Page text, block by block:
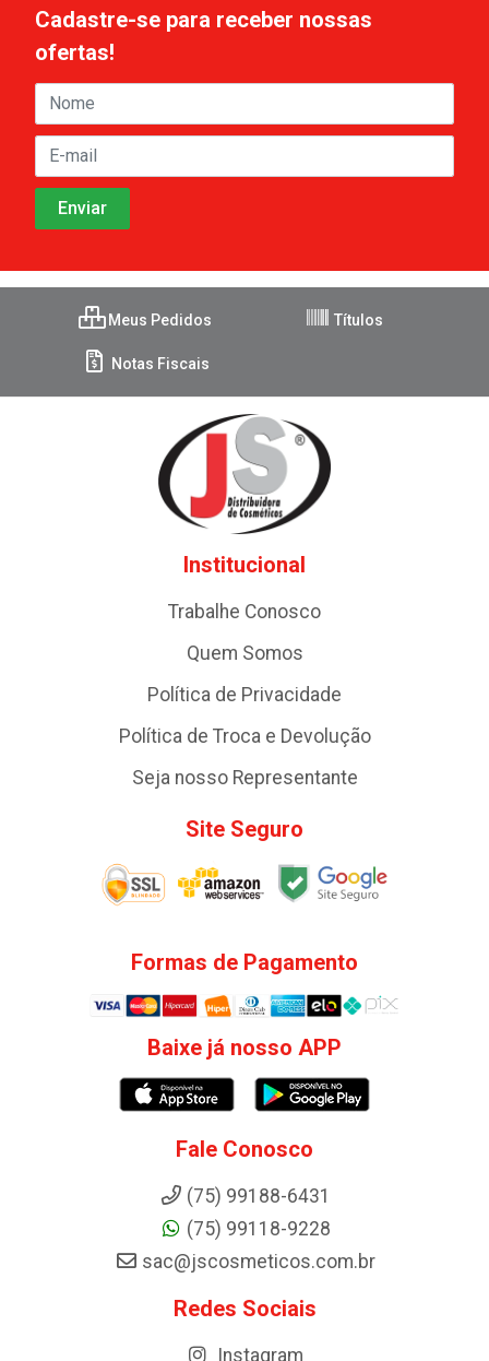
Cadastre-se para receber nossas
ofertas!
Meus Pedidos Títulos
Notas Fiscais
Institucional
Trabalhe Conosco
Quem Somos
Política de Privacidade
Política de Troca e Devolução
Seja nosso Representante
Site Seguro
Formas de Pagamento
Baixe já nosso APP
Fale Conosco
(75) 99188-6431
(75) 99118-9228
sac@jscosmeticos.com.br
Redes Sociais
Instagram